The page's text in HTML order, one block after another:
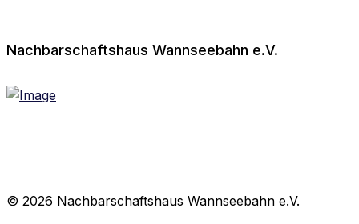
Nachbarschaftshaus Wannseebahn e.V.
© 2026 Nachbarschaftshaus Wannseebahn e.V.